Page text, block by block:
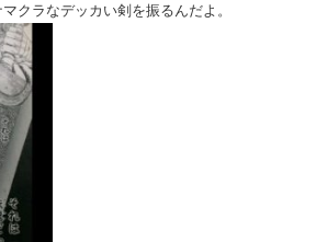
クラなデッカい剣を振るんだよ。